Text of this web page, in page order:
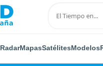
RadarMapasSatélitesModelos